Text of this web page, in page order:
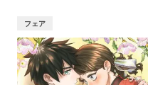
フェア